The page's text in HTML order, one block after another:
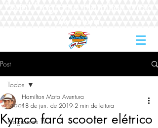
Post
Todos
Programas TV
Todos
Kymco fará scooter elétrico
Hamilton Moto Aventura
18 de jun. de 2019 2 min de leitura